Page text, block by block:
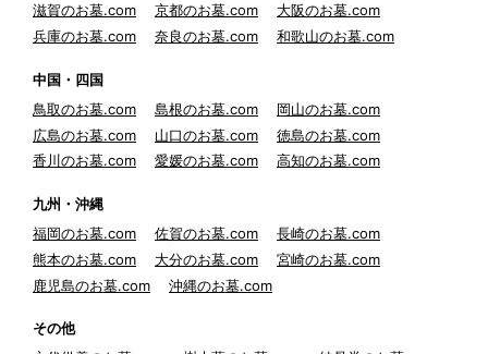
滋賀のお墓.com
京都のお墓.com
大阪のお墓.com
兵庫のお墓.com
奈良のお墓.com 和歌山のお墓.com
中国・四国
鳥取のお墓.com
島根のお墓.com
岡山のお墓.com
広島のお墓.com
山口のお墓.com
徳島のお墓.com
香川のお墓.com
愛媛のお墓.com 高知のお墓.com
九州・沖縄
福岡のお墓.com
佐賀のお墓.com
長崎のお墓.com
熊本のお墓.com
大分のお墓.com
宮崎のお墓.com
鹿児島のお墓.com
沖縄のお墓.com
その他